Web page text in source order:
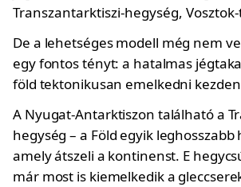
De a lehetséges modell még nem
egy fontos tényt: a hatalmas
föld tektonikusan emelkedni
A Nyugat-Antarktiszon található a
hegység – a Föld egyik leghosszabb
amely átszeli a kontinenst. E
már most is kiemelkedik a